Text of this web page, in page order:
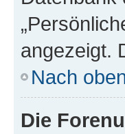
angezeigt.
Nach
Die